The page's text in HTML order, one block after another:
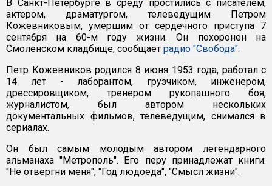
В Санкт-Петербурге в среду простились с писателем,
актером, драматургом, телеведущим Петром
Кожевниковым, умершим от сердечного приступа 7
сентября на 60-м году жизни. Он похоронен на
Смоленском кладбище, сообщает радио "Свобода".
Петр Кожевников родился 8 июня 1953 года, работал с
14 лет - лаборантом, грузчиком, инженером,
дрессировщиком, тренером рукопашного боя,
журналистом, был автором нескольких
документальных фильмов, телеведущим, снимался в
сериалах.
Он был самым молодым автором легендарного
альманаха "Метрополь". Его перу принадлежат книги:
"Не отвергни меня", "Год людоеда", "Смысл жизни".